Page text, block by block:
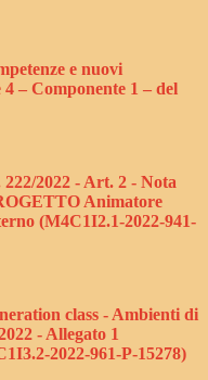
e nuovi
– Componente 1 – del
2022 - Art. 2 - Nota
Animatore
(M4C1I2.1-2022-941-
class - Ambienti di
- Allegato 1
2022-961-P-15278)